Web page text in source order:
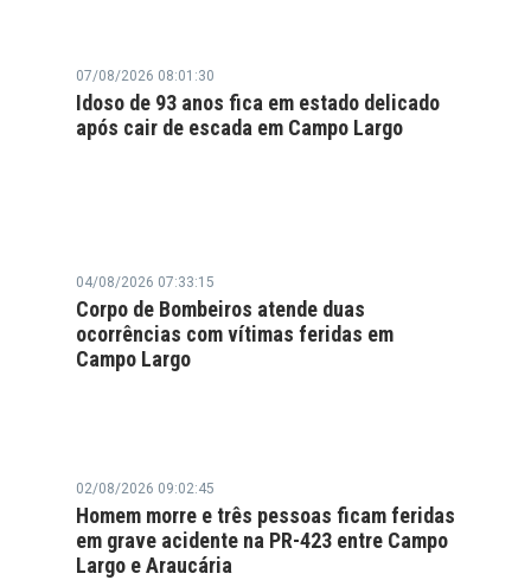
07/08/2026 08:01:30
Idoso de 93 anos fica em estado delicado
após cair de escada em Campo Largo
04/08/2026 07:33:15
Corpo de Bombeiros atende duas
ocorrências com vítimas feridas em
Campo Largo
02/08/2026 09:02:45
Homem morre e três pessoas ficam feridas
em grave acidente na PR-423 entre Campo
Largo e Araucária